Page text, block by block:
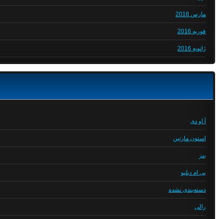
مارس 2016
فوریه 2016
ژانویه 2016
آ او دی
استون مارتین
بنز
بی ام دبلیو
دسته‌بندی نشده
رالی